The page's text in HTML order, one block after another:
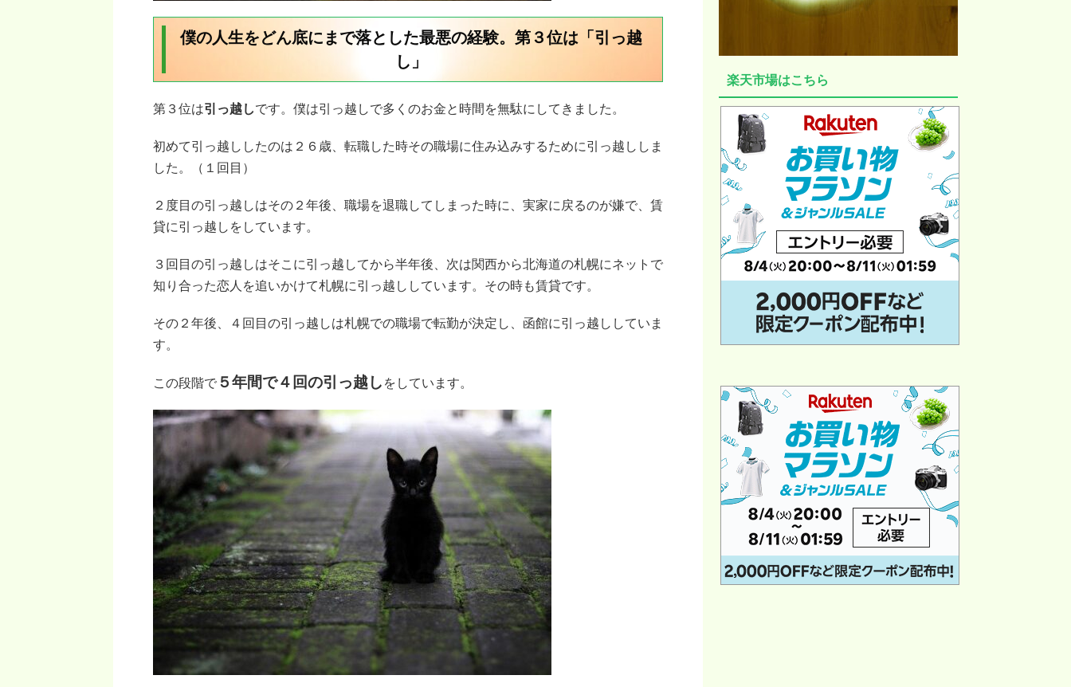
僕の人生をどん底にまで落とした最悪の経験。第３位は「引っ越
し」
第３位は引っ越しです。僕は引っ越しで多くのお金と時間を無駄にしてきました。
初めて引っ越ししたのは２６歳、転職した時その職場に住み込みするために引っ越ししま
した。（１回目）
２度目の引っ越しはその２年後、職場を退職してしまった時に、実家に戻るのが嫌で、賃
貸に引っ越しをしています。
３回目の引っ越しはそこに引っ越してから半年後、次は関西から北海道の札幌にネットで
知り合った恋人を追いかけて札幌に引っ越ししています。その時も賃貸です。
その２年後、４回目の引っ越しは札幌での職場で転勤が決定し、函館に引っ越ししていま
す。
この段階で ５年間で４回の引っ越し をしています。
楽天市場はこちら